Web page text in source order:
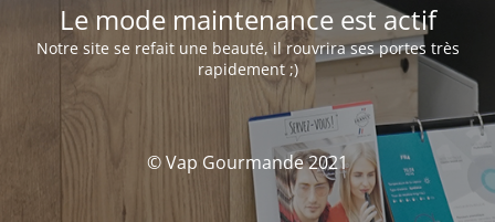
Le mode maintenance est actif
Notre site se refait une beauté, il rouvrira ses portes très
rapidement ;)
© Vap Gourmande 2021